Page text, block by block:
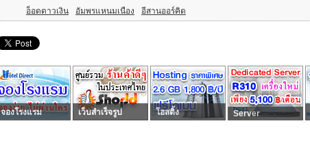
อ็อดดาวเงิน อัมพรแหนมเนือง อีสานออร์คิด
จองโรงแรม เว็บสำเร็จรูป โฮสติ้ง Server